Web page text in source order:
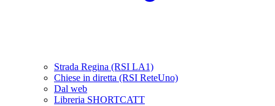
Strada Regina (RSI LA1)
Chiese in diretta (RSI ReteUno)
Dal web
Libreria SHORTCATT